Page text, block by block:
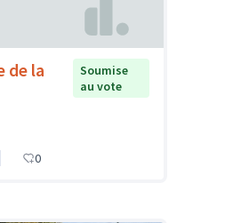
de la
Soumise
au vote
0